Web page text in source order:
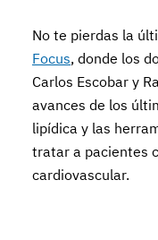
No te pierdas la
Focus, donde los
Carlos Escobar y
avances de los
lipídica y las
tratar a pacientes
cardiovascular.